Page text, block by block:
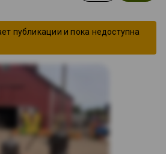
публикации и пока недоступна